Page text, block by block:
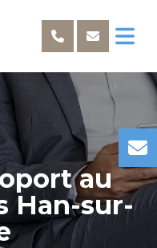
au
Han-sur-